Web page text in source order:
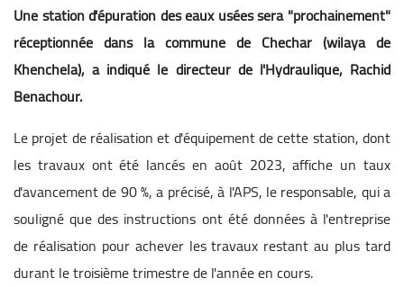
Une station d'épuration des eaux usées sera "prochainement"
réceptionnée dans la commune de Chechar (wilaya de
Khenchela), a indiqué le directeur de l'Hydraulique, Rachid
Benachour.
Le projet de réalisation et d'équipement de cette station, dont
les travaux ont été lancés en août 2023, affiche un taux
d'avancement de 90 %, a précisé, à l'APS, le responsable, qui a
souligné que des instructions ont été données à l'entreprise
de réalisation pour achever les travaux restant au plus tard
durant le troisième trimestre de l'année en cours.